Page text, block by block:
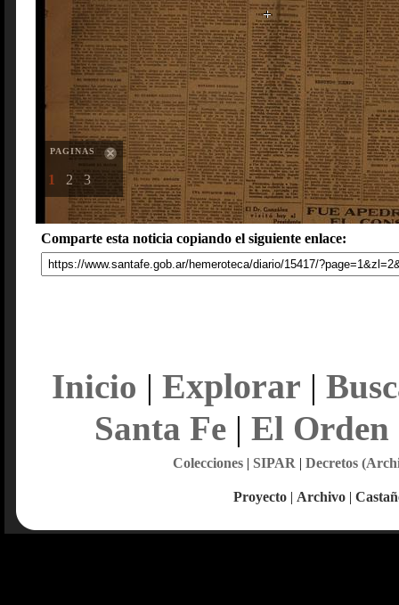
PAGINAS
1 2 3
Comparte esta noticia copiando el siguiente enlace:
Inicio | Explorar |
Santa Fe| El Orden
Colecciones| SIPAR | Decretos
Proyecto | Archivo |